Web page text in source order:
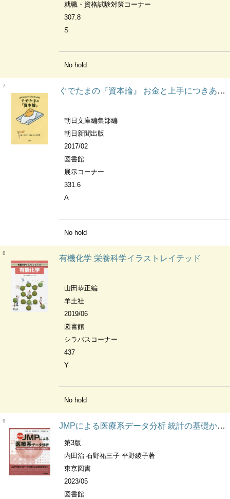
就職・資格試験対策コーナー
307.8
S
No hold
7
ぐでたまの『資本論』 お金と上手につきあう人生哲学 朝日文庫
朝日文庫編集部編
朝日新聞出版
2017/02
図書館
展示コーナー
331.6
A
No hold
8
有機化学 栄養科学イラストレイテッド
山田恭正編
羊土社
2019/06
図書館
シラバスコーナー
437
Y
No hold
9
JMPによる医療系データ分析 統計の基礎から実験計画・アンケート調査まで
第3版
内田治 石野祐三子 平野綾子著
東京図書
2023/05
図書館